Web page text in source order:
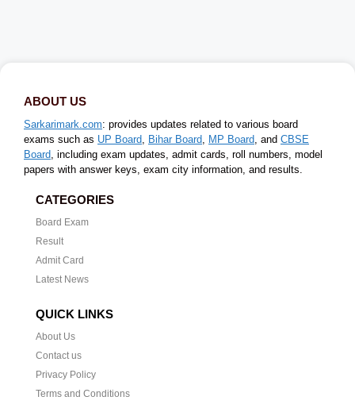
ABOUT US
Sarkarimark.com: provides updates related to various board
exams such as UP Board, Bihar Board, MP Board, and CBSE
Board, including exam updates, admit cards, roll numbers, model
papers with answer keys, exam city information, and results.
CATEGORIES
Board Exam
Result
Admit Card
Latest News
QUICK LINKS
About Us
Contact us
Privacy Policy
Terms and Conditions